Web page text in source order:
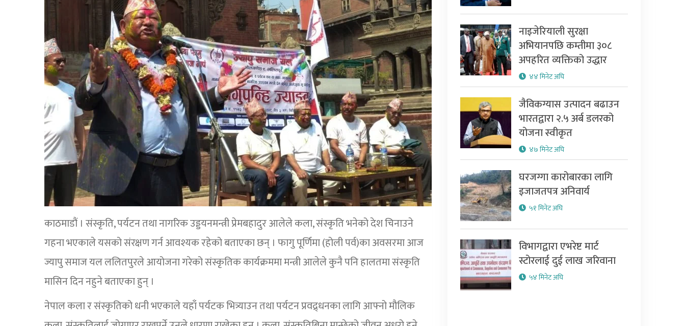
काठमाडौं । संस्कृति, पर्यटन तथा नागरिक उड्डयनमन्त्री प्रेमबहादुर आलेले कला, संस्कृति भनेको देश चिनाउने
गहना भएकाले यसको संरक्षण गर्न आवश्यक रहेको बताएका छन् । फागु पूर्णिमा (होली पर्व)का अवसरमा आज
ज्यापु समाज यल ललितपुरले आयोजना गरेको संस्कृतिक कार्यक्रममा मन्त्री आलेले कुनै पनि हालतमा संस्कृति
मासिन दिन नहुने बताएका हुन् ।
नेपाल कला र संस्कृतिको धनी भएकाले यहाँ पर्यटक भित्र्याउन तथा पर्यटन प्रवद्र्धनका लागि आफ्नो मौलिक
नाइजेरियाली सुरक्षा
अभियानपछि कम्तीमा ३०८
अपहरित व्यक्तिको उद्धार
४४ मिनेट अघि
जैविकग्यास उत्पादन बढाउन
भारतद्वारा २.५ अर्ब डलरको
योजना स्वीकृत
४७ मिनेट अघि
घरजग्गा कारोबारका लागि
इजाजतपत्र अनिवार्य
५१ मिनेट अघि
विभागद्वारा एभरेष्ट मार्ट
स्टोरलाई दुई लाख जरिवाना
५४ मिनेट अघि